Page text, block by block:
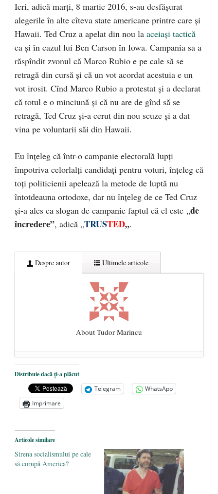
Ieri, adică marți, 8 martie 2016, s-au desfășurat
alegerile în alte cîteva state americane printre care și
Hawaii. Ted Cruz a apelat din nou la aceiași tactică
ca și în cazul lui Ben Carson în Iowa. Campania sa a
răspîndit zvonul că Marco Rubio e pe cale să se
retragă din cursă și că un vot acordat acestuia e un
vot irosit. Cînd Marco Rubio a protestat și a declarat
că totul e o minciună și că nu are de gînd să se
retragă, Ted Cruz și-a cerut din nou scuze și a dat
vina pe voluntarii săi din Hawaii.
Eu înțeleg că într-o campanie electorală lupți
împotriva celorlalți candidați pentru voturi, înțeleg că
toți politicienii apelează la metode de luptă nu
întotdeauna ortodoxe, dar nu înțeleg de ce Ted Cruz
și-a ales ca slogan de campanie faptul că el este „de
încredere”, adică „TRUSTED„.
Despre autor Ultimele articole
About Tudor Marincu
De ce propaganda LGBT nu-și are locul în
unitățile de învățământ
- 17 iunie 2020
Anarhia din SUA e opera stângii radicale
2 iunie 2020
are prea puțin a face cu informarea
mai 2020
Distribuie dacă ți-a plăcut
Telegram
WhatsApp
Imprimare
Articole similare
Sirena socialismului pe cale
să corupă America?